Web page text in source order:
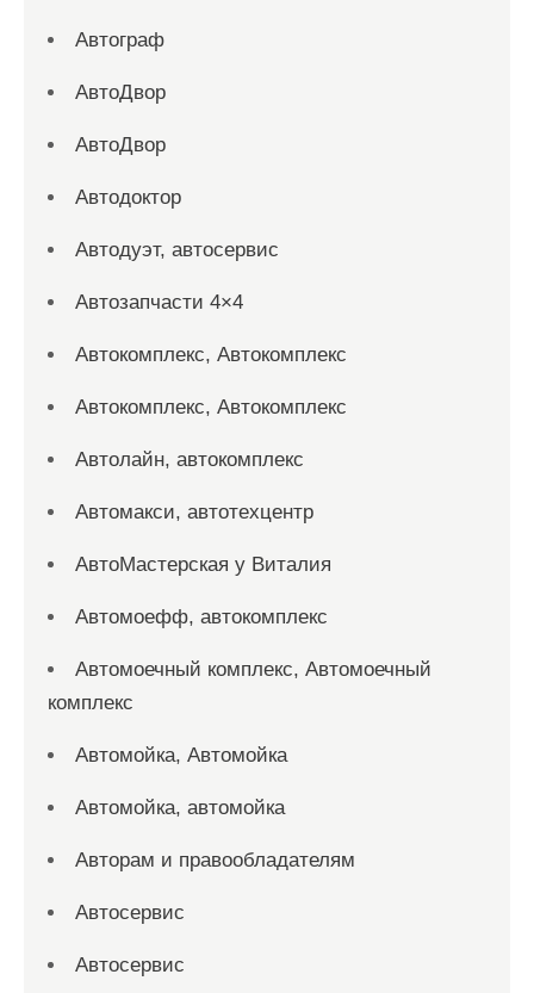
Автограф
АвтоДвор
АвтоДвор
Автодоктор
Автодуэт, автосервис
Автозапчасти 4×4
Автокомплекс, Автокомплекс
Автокомплекс, Автокомплекс
Автолайн, автокомплекс
Автомакси, автотехцентр
АвтоМастерская у Виталия
Автомоефф, автокомплекс
Автомоечный комплекс, Автомоечный
комплекс
Автомойка, Автомойка
Автомойка, автомойка
Авторам и правообладателям
Автосервис
Автосервис